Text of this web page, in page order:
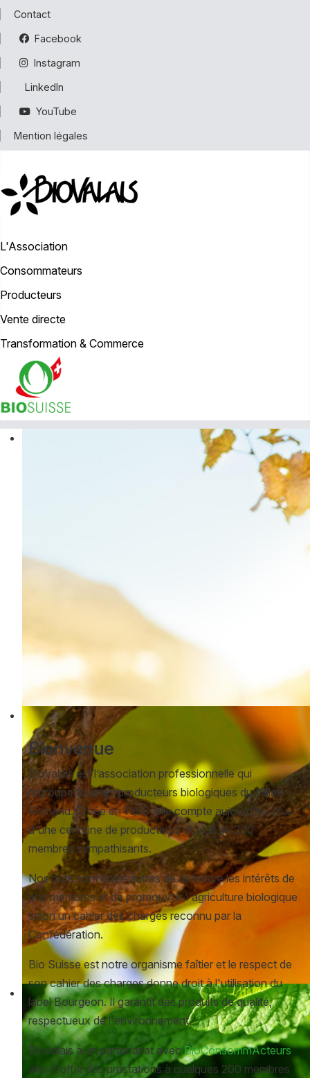
Contact
Facebook
Instagram
LinkedIn
YouTube
Mention légales
L'Association
Consommateurs
Producteurs
Vente directe
Transformation & Commerce
Bienvenue
Biovalais est l’association professionnelle qui
regroupe tous les producteurs biologiques du Valais
Romand. Créée en 1993, elle compte aujourd’hui plus
d'une centaine de producteurs et plus de 200
membres sympathisants.
Nos buts sont entre autres de défendre les intérêts de
nos membres et de promouvoir l'agriculture biologique
selon un cahier des charges reconnu par la
Confédération.
Bio Suisse est notre organisme faîtier et le respect de
son cahier des charges donne droit à l'utilisation du
label Bourgeon. Il garantit des produits de qualité,
respectueux de l'environnement.
Biovalais a un partenariat avecBioConsommActeurs
afin d'offrir des prestations à quelques 200 membres